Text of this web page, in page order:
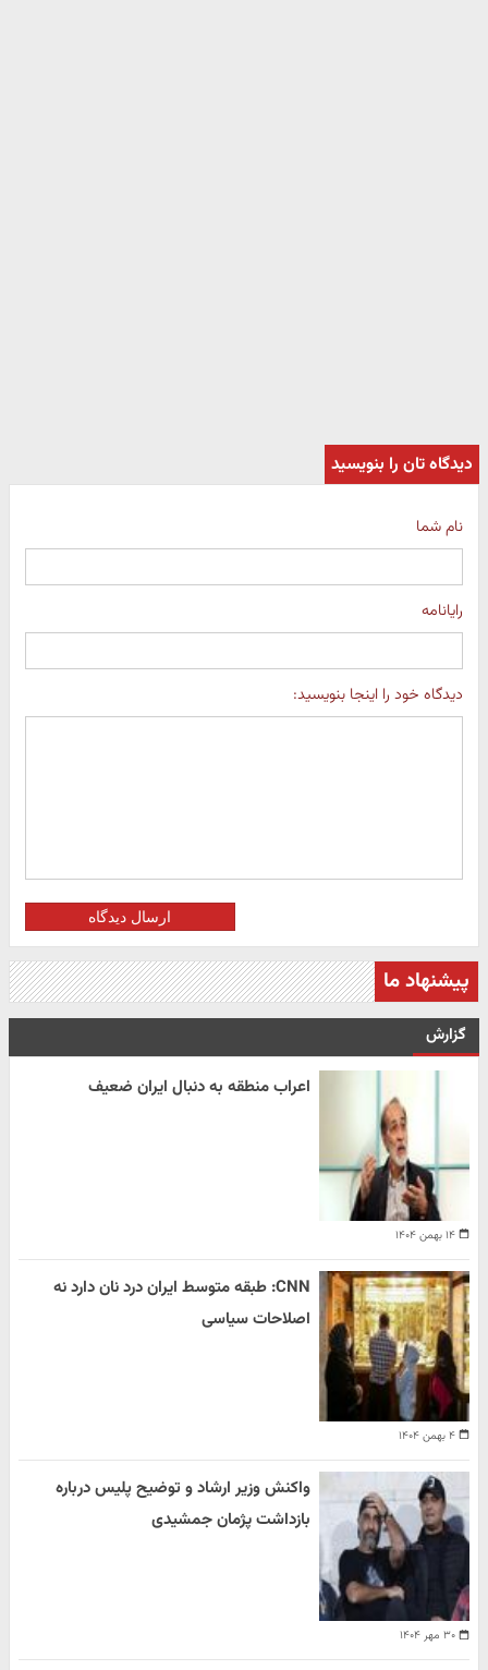
دیدگاه تان را بنویسید
نام شما
رایانامه
دیدگاه خود را اینجا بنویسید:
ارسال دیدگاه
پیشنهاد ما
گزارش
۱۴ بهمن ۱۴۰۴
اعراب منطقه به دنبال ایران ضعیف
۴ بهمن ۱۴۰۴
CNN: طبقه متوسط ایران درد نان دارد نه
اصلاحات سیاسی
۳۰ مهر ۱۴۰۴
واکنش وزیر ارشاد و توضیح پلیس درباره
بازداشت پژمان جمشیدی